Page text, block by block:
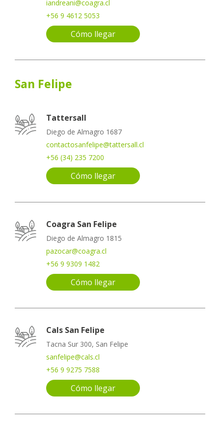
iandreani@coagra.cl
+56 9 4612 5053
Cómo llegar
San Felipe
Tattersall
Diego de Almagro 1687
contactosanfelipe@tattersall.cl
+56 (34) 235 7200
Cómo llegar
Coagra San Felipe
Diego de Almagro 1815
pazocar@coagra.cl
+56 9 9309 1482
Cómo llegar
Cals San Felipe
Tacna Sur 300, San Felipe
sanfelipe@cals.cl
+56 9 9275 7588
Cómo llegar